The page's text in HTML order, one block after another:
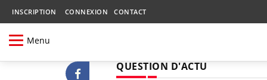
INSCRIPTION CONNEXION CONTACT
Menu
QUESTION D'ACTU